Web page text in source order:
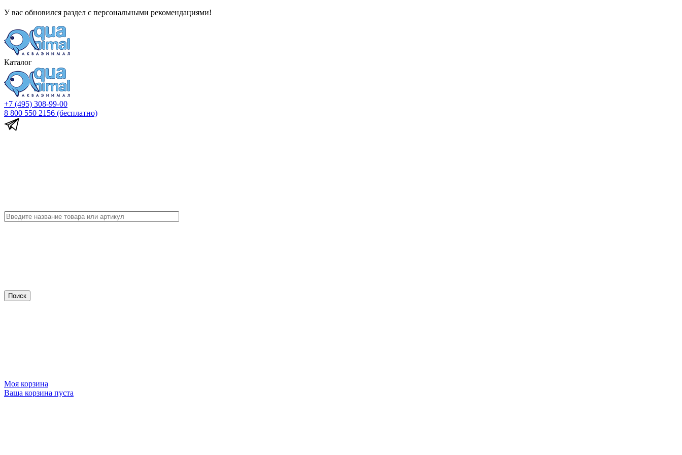
У вас обновился раздел с персональными рекомендациями!
Каталог
+7 (495) 308-99-00
8 800 550 2156 (бесплатно)
Моя корзина
Ваша корзина пуста